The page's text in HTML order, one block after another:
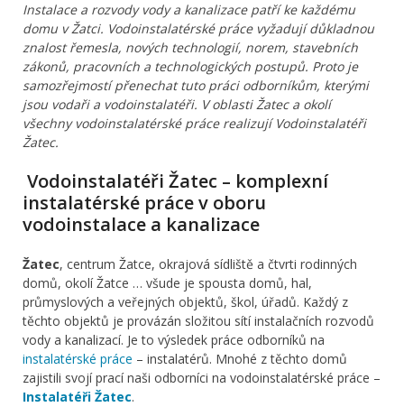
Instalace a rozvody vody a kanalizace patří ke každému
domu v Žatci. Vodoinstalatérské práce vyžadují důkladnou
znalost řemesla, nových technologií, norem, stavebních
zákonů, pracovních a technologických postupů. Proto je
samozřejmostí přenechat tuto práci odborníkům, kterými
jsou vodaři a vodoinstalatéři. V oblasti Žatec a okolí
všechny vodoinstalatérské práce realizují Vodoinstalatéři
Žatec.
Vodoinstalatéři Žatec – komplexní
instalatérské práce v oboru
vodoinstalace a kanalizace
Žatec, centrum Žatce, okrajová sídliště a čtvrti rodinných
domů, okolí Žatce … všude je spousta domů, hal,
průmyslových a veřejných objektů, škol, úřadů. Každý z
těchto objektů je provázán složitou sítí instalačních rozvodů
vody a kanalizací. Je to výsledek práce odborníků na
instalatérské práce – instalatérů. Mnohé z těchto domů
zajistili svojí prací naši odborníci na vodoinstalatérské práce –
Instalatéři Žatec.